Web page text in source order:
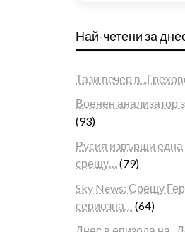
Най-четени за
Тази вечер в
Военен анализатор
(93)
Русия извърши една
срещу…
(79)
Sky News: Срещу
сериозна…
(64)